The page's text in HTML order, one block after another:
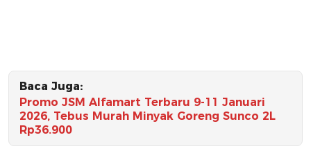
Baca Juga:
Promo JSM Alfamart Terbaru 9-11 Januari
2026, Tebus Murah Minyak Goreng Sunco 2L
Rp36.900